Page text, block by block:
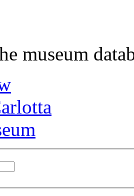
museum